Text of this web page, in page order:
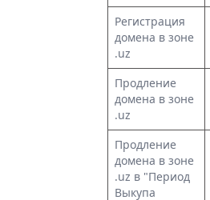
Регистрация
домена в зоне
.uz
Продление
домена в зоне
.uz
Продление
домена в зоне
.uz в "Период
Выкупа